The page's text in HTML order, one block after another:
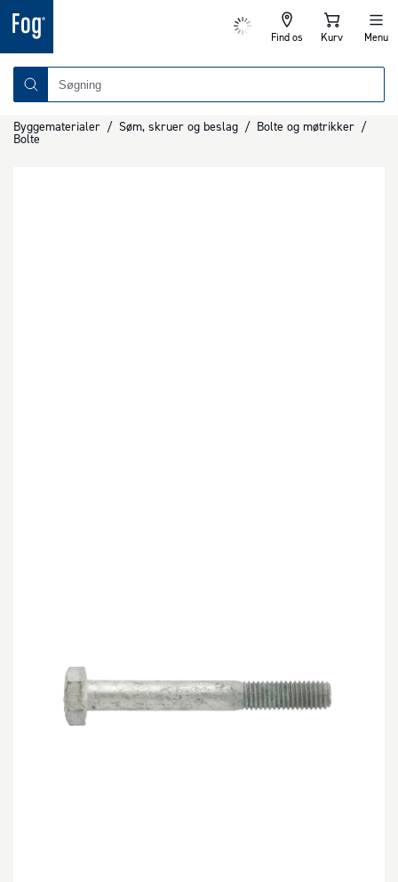
Find os Kurv Menu
Byggematerialer / Søm, skruer og beslag / Bolte og møtrikker /
Bolte